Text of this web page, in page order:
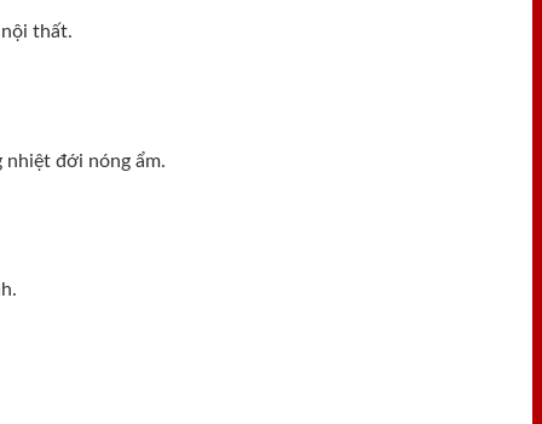
thất.
đới nóng ẩm.